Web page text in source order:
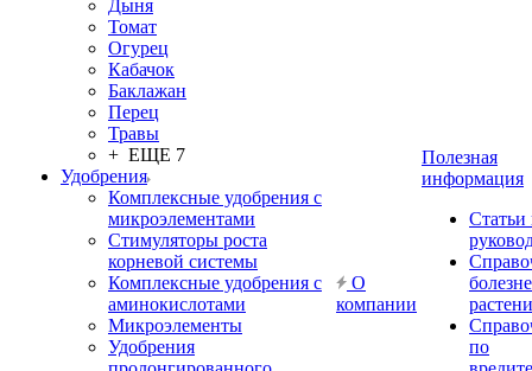
Дыня
Томат
Огурец
Кабачок
Баклажан
Перец
Травы
+ ЕЩЕ 7
Удобрения
Комплексные удобрения с
микроэлементами
Стимуляторы роста
корневой системы
Комплексные удобрения с
аминокислотами
Микроэлементы
Удобрения
О
компании
Полезная
информация
Статьи
по